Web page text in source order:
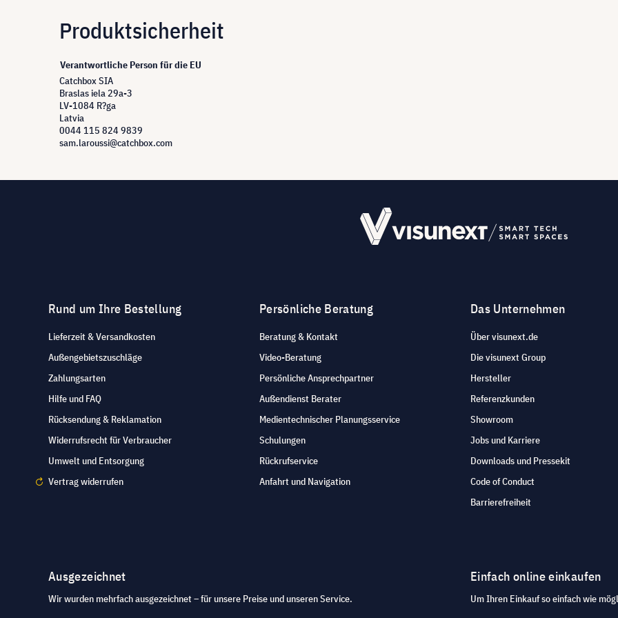
Produktsicherheit
Verantwortliche Person für die EU
Catchbox SIA
Braslas iela 29a-3
LV-1084 R?ga
Latvia
0044 115 824 9839
sam.laroussi@catchbox.com
Rund um Ihre Bestellung
Lieferzeit & Versandkosten
Außengebietszuschläge
Zahlungsarten
Hilfe und FAQ
Rücksendung & Reklamation
Widerrufsrecht für Verbraucher
Umwelt und Entsorgung
Vertrag widerrufen
Persönliche Beratung
Beratung & Kontakt
Video-Beratung
Persönliche Ansprechpartner
Außendienst Berater
Medientechnischer Planungsservice
Schulungen
Rückrufservice
Anfahrt und Navigation
Das Unternehmen
Über visunext.de
Die visunext Group
Hersteller
Referenzkunden
Showroom
Jobs und Karriere
Downloads und Pressekit
Code of Conduct
Barrierefreiheit
Ausgezeichnet
Wir wurden mehrfach ausgezeichnet – für unsere Preise und unseren Service.
Einfach online einkaufen
Um Ihren Einkauf so einfach wie